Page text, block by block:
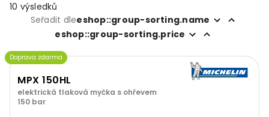
10 výsledků
Seřadit dleeshop::group-sorting.name
eshop::group-sorting.price
Doprava zdarma
MPX 150HL
elektrická tlaková myčka s ohřevem
150 bar